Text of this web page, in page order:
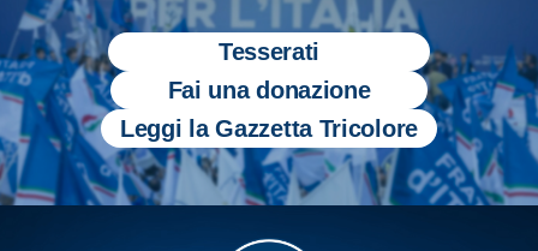
Tesserati
Fai una donazione
Leggi la Gazzetta Tricolore